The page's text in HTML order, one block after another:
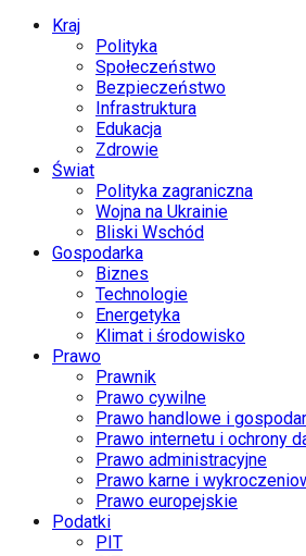
Kraj
Polityka
Społeczeństwo
Bezpieczeństwo
Infrastruktura
Edukacja
Zdrowie
Świat
Polityka zagraniczna
Wojna na Ukrainie
Bliski Wschód
Gospodarka
Biznes
Technologie
Energetyka
Klimat i środowisko
Prawo
Prawnik
Prawo cywilne
Prawo handlowe i
Prawo internetu i ochrony
Prawo administracyjne
Prawo karne i
Prawo europejskie
Podatki
PIT